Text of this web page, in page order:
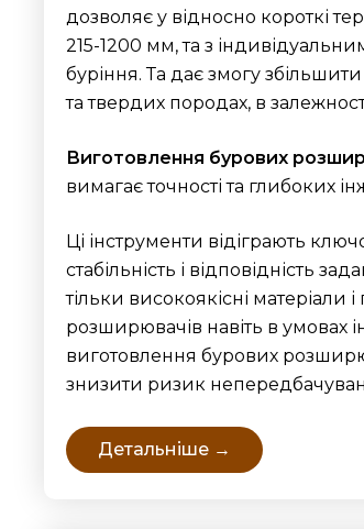
дозволяє у відносно короткі
215-1200 мм, та з
буріння. Та дає змогу
та твердих породах, в
Виготовлення бурових
вимагає точності та глибоких
Ці інструменти відіграють
стабільність і відповідність
тільки високоякісні матеріали і
розширювачів навіть в умовах
виготовлення бурових
знизити ризик
Детальніше →